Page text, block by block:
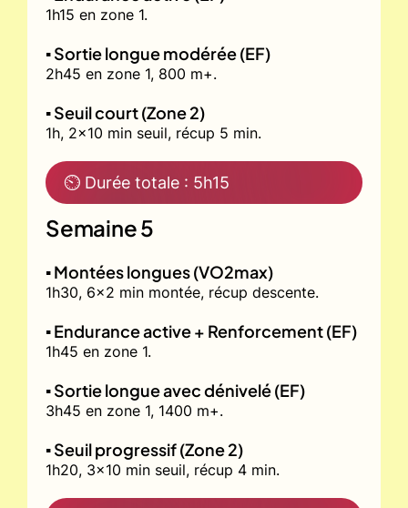
1h15 en zone 1.
▪️ Sortie longue modérée (EF)
2h45 en zone 1, 800 m+.
▪️ Seuil court (Zone 2)
1h, 2x10 min seuil, récup 5 min.
⏲ Durée totale : 5h15
Semaine 5
▪️ Montées longues (VO2max)
1h30, 6x2 min montée, récup descente.
▪️ Endurance active + Renforcement (EF)
1h45 en zone 1.
▪️ Sortie longue avec dénivelé (EF)
3h45 en zone 1, 1400 m+.
▪️ Seuil progressif (Zone 2)
1h20, 3x10 min seuil, récup 4 min.